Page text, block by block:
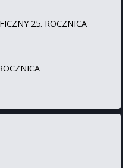
25. ROCZNICA